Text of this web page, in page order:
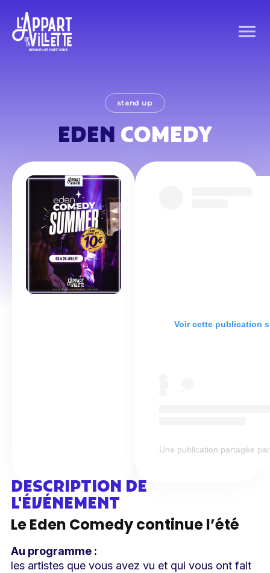
stand up
EDEN COMEDY
Voir cette publication
Une publication partagée
DESCRIPTION DE
L'ÉVÉNEMENT
Le Eden Comedy continue l’été
Au programme :
les artistes que vous avez vu et qui vous ont fait